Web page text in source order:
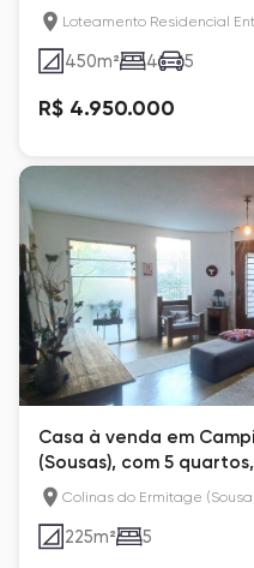
com 450 m²
Loteamento Residencial
450m² 4 5
R$ 4.950.000
Casa à venda em
(Sousas), com 5
Colinas do Ermitage
225m² 5